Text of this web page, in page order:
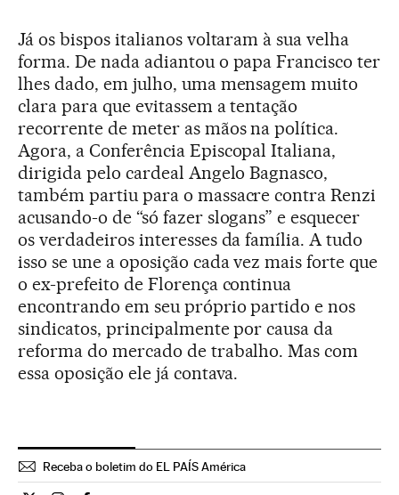
Já os bispos italianos voltaram à sua velha
forma. De nada adiantou o papa Francisco ter
lhes dado, em julho, uma mensagem muito
clara para que evitassem a tentação
recorrente de meter as mãos na política.
Agora, a Conferência Episcopal Italiana,
dirigida pelo cardeal Angelo Bagnasco,
também partiu para o massacre contra Renzi
acusando-o de “só fazer slogans” e esquecer
os verdadeiros interesses da família. A tudo
isso se une a oposição cada vez mais forte que
o ex-prefeito de Florença continua
encontrando em seu próprio partido e nos
sindicatos, principalmente por causa da
reforma do mercado de trabalho. Mas com
essa oposição ele já contava.
Receba o boletim do EL PAÍS América